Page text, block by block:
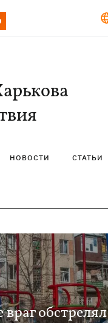
НОВОСТИ СТАТЬИ
обстрелял